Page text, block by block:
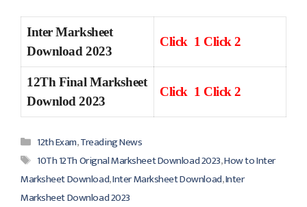
Inter Marksheet
Download 2023
Click 1 Click 2
12Th Final Marksheet
Downlod 2023
Click 1 Click 2
Categories
12th Exam,Treading News
Tags
10Th 12Th Orignal Marksheet Download 2023,How to Inter
Marksheet Download,Inter Marksheet Download,Inter
Marksheet Download 2023